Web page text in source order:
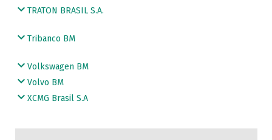
TRATON BRASIL S.A.
Tribanco BM
Volkswagen BM
Volvo BM
XCMG Brasil S.A